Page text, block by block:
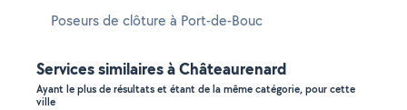
Poseurs de clôture à Port-de-Bouc
Services similaires à Châteaurenard
Ayant le plus de résultats et étant de la même catégorie, pour cette
ville